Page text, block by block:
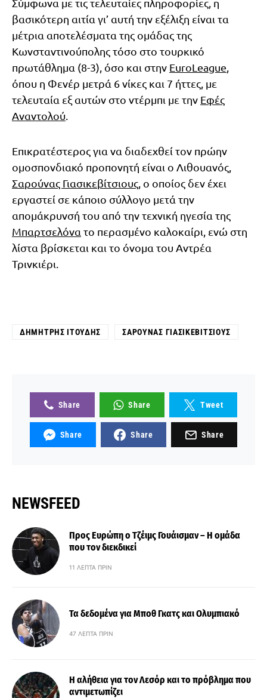
βασικότερη αιτία γι’ αυτή την εξέλιξη είναι τα
μέτρια αποτελέσματα της ομάδας της
Κωνσταντινούπολης τόσο στο τουρκικό
πρωτάθλημα (8-3), όσο και στην EuroLeague
όπου η Φενέρ μετρά 6 νίκες και 7 ήττες, με
τελευταία εξ αυτών στο ντέρμπι με την Εφές
Αναντολού
Επικρατέστερος για να διαδεχθεί τον πρώην
ομοσπονδιακό προπονητή είναι ο Λιθουανός,
Σαρούνας Γιασικεβίτσιους , ο οποίος δεν έχει
εργαστεί σε κάποιο σύλλογο μετά την
απομάκρυνσή του από την τεχνική ηγεσία της
Μπαρτσελόνα το περασμένο καλοκαίρι, ενώ στη
λίστα βρίσκεται και το όνομα του Αντρέα
Τρινκιέρι.
ΔΗΜΉΤΡΗΣ ΙΤΟΎΔΗΣ ΣΑΡΟΎΝΑΣ ΓΙΑΣΙΚΕΒΊΤΣΙΟΥΣ
Share Share Tweet
Share Share Share
NEWSFEED
Προς Ευρώπη ο Τζέιμς Γουάισμαν – Η ομάδα
που τον διεκδικεί
11 ΛΕΠΤΆ ΠΡΙΝ
Τα δεδομένα για Μποθ Γκατς και Ολυμπιακό
47 ΛΕΠΤΆ ΠΡΙΝ
Η αλήθεια για τον Λεσόρ και το πρόβλημα που
αντιμετωπίζει